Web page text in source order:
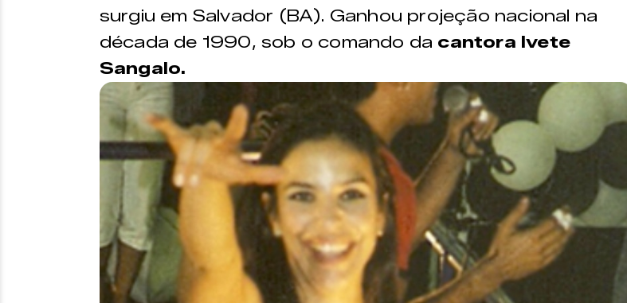
surgiu em Salvador (BA). Ganhou projeção nacional na
década de 1990, sob o comando da cantora Ivete
Sangalo.